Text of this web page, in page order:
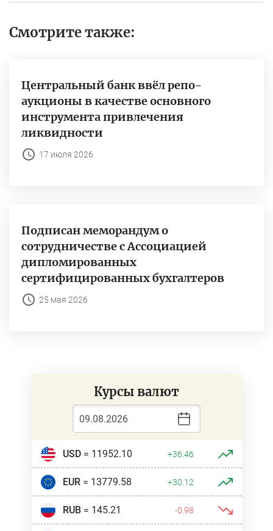
Смотрите также:
Центральный банк ввёл репо-
аукционы в качестве основного
инструмента привлечения
ликвидности
17 июля 2026
Подписан меморандум о
сотрудничестве с Ассоциацией
дипломированных
сертифицированных бухгалтеров
25 мая 2026
Курсы валют
USD= 11952.10 +36.46
EUR= 13779.58 +30.12
RUB= 145.21 -0.98